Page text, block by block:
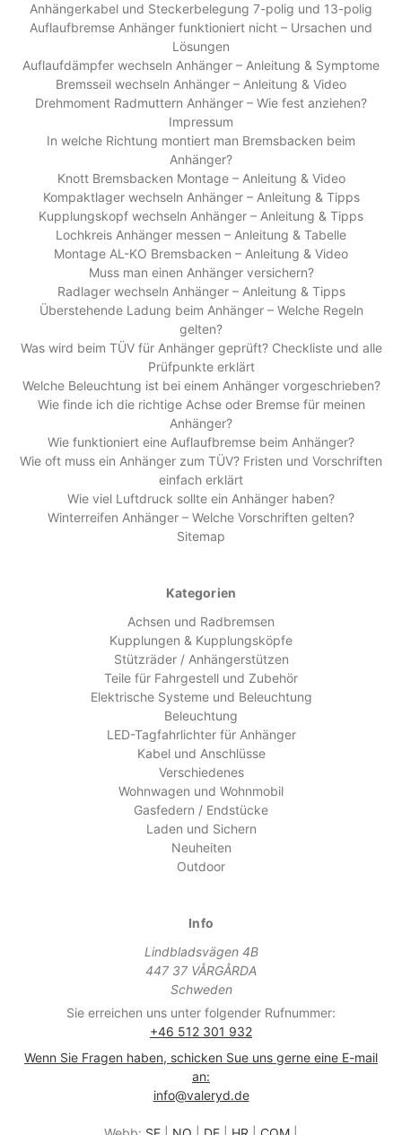
Anhängerkabel und Steckerbelegung 7-polig und 13-polig
Auflaufbremse Anhänger funktioniert nicht – Ursachen und
Lösungen
Auflaufdämpfer wechseln Anhänger – Anleitung & Symptome
Bremsseil wechseln Anhänger – Anleitung & Video
Drehmoment Radmuttern Anhänger – Wie fest anziehen?
Impressum
In welche Richtung montiert man Bremsbacken beim
Anhänger?
Knott Bremsbacken Montage – Anleitung & Video
Kompaktlager wechseln Anhänger – Anleitung & Tipps
Kupplungskopf wechseln Anhänger – Anleitung & Tipps
Lochkreis Anhänger messen – Anleitung & Tabelle
Montage AL-KO Bremsbacken – Anleitung & Video
Muss man einen Anhänger versichern?
Radlager wechseln Anhänger – Anleitung & Tipps
Überstehende Ladung beim Anhänger – Welche Regeln
gelten?
Was wird beim TÜV für Anhänger geprüft? Checkliste und alle
Prüfpunkte erklärt
Welche Beleuchtung ist bei einem Anhänger vorgeschrieben?
Wie finde ich die richtige Achse oder Bremse für meinen
Anhänger?
Wie funktioniert eine Auflaufbremse beim Anhänger?
Wie oft muss ein Anhänger zum TÜV? Fristen und Vorschriften
einfach erklärt
Wie viel Luftdruck sollte ein Anhänger haben?
Winterreifen Anhänger – Welche Vorschriften gelten?
Sitemap
Kategorien
Achsen und Radbremsen
Kupplungen & Kupplungsköpfe
Stützräder / Anhängerstützen
Teile für Fahrgestell und Zubehör
Elektrische Systeme und Beleuchtung
Beleuchtung
LED-Tagfahrlichter für Anhänger
Kabel und Anschlüsse
Verschiedenes
Wohnwagen und Wohnmobil
Gasfedern / Endstücke
Laden und Sichern
Neuheiten
Outdoor
Info
Lindbladsvägen 4B
447 37 VÅRGÅRDA
Schweden
Sie erreichen uns unter folgender Rufnummer:
+46 512 301 932
Wenn Sie Fragen haben, schicken Sue uns gerne eine E-mail
an:
info@valeryd.de